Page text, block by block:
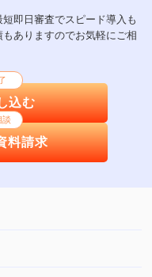
即日審査でスピード導入も
ありますのでお気軽にご相
込む
談
料請求